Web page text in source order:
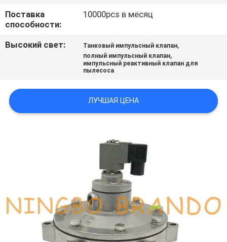
COMPANY
САЙТА
ПОЛИТИКА
КОНФИДЕНЦИАЛЬНОСТИ
Поставка
способности:
10000pcs в месяц
Высокий свет: Танковый импульсный клапан,
полный импульсный клапан,
импульсный реактивный клапан для
пылесоса
ЛУЧШАЯ ЦЕНА